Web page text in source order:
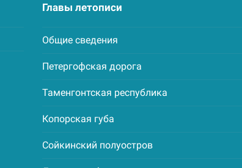
Главы летописи
Общие сведения
Петергофская дорога
Таменгонтская республика
Копорская губа
Сойкинский полуостров